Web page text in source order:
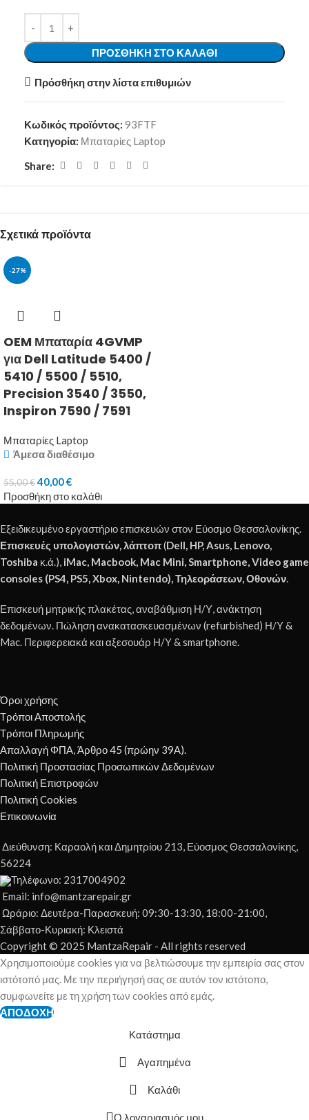
ΠΡΟΣΘΉΚΗ ΣΤΟ ΚΑΛΆΘΙ
Πρόσθήκη στην λίστα επιθυμιών
Κωδικός προϊόντος: 93FTF
Κατηγορία: Μπαταρίες Laptop
Share:
Σχετικά προϊόντα
-27%
OEM Μπαταρία 4GVMP
για Dell Latitude 5400 /
5410 / 5500 / 5510,
Precision 3540 / 3550,
Inspiron 7590 / 7591
Μπαταρίες Laptop
Άμεσα διαθέσιμο
55,00€40,00€
Προσθήκη στο καλάθι
Eξειδικευμένο εργαστήριο επισκευών στον Εύοσμο Θεσσαλονίκης.
Επισκευές υπολογιστών, λάπτοπ(Dell, HP, Asus, Lenovo,
Toshiba κ.ά.), iMac, Macbook, Mac Mini, Smartphone, Video game
consoles (PS4, PS5, Xbox, Nintendo), Τηλεοράσεων, Οθονών.
Επισκευή μητρικής πλακέτας, αναβάθμιση Η/Υ, ανάκτηση
δεδομένων. Πώληση ανακατασκευασμένων (refurbished) Η/Υ &
Mac. Περιφερειακά και αξεσουάρ Η/Υ & smartphone.
Όροι χρήσης
Τρόποι Αποστολής
Τρόποι Πληρωμής
Απαλλαγή ΦΠΑ, Άρθρο 45 (πρώην 39Α).
Πολιτική Προστασίας Προσωπικών Δεδομένων
Πολιτική Επιστροφών
Πολιτική Cookies
Επικοινωνία
Διεύθυνση: Καραολή και Δημητρίου 213, Εύοσμος Θεσσαλονίκης,
56224
Τηλέφωνο: 2317004902
Email: info@mantzarepair.gr
Ωράριο: Δευτέρα-Παρασκευή: 09:30-13:30, 18:00-21:00,
Σάββατο-Κυριακή: Κλειστά
Copyright © 2025 MantzaRepair - All rights reserved
Χρησιμοποιούμε cookies για να βελτιώσουμε την εμπειρία σας στον
ιστότοπό μας. Με την περιήγησή σας σε αυτόν τον ιστότοπο,
συμφωνείτε με τη χρήση των cookies από εμάς.
ΑΠΟΔΟΧΉ
Κατάστημα
Αγαπημένα
Καλάθι
Ο λογαριασμός μου